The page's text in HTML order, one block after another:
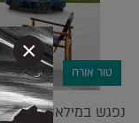
טור אורח
נפגש במילאנו? רק ב-2021. אפשר להתחיל לצפות |
×